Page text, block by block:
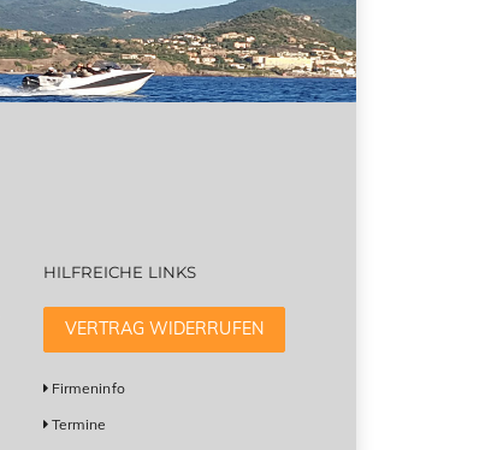
HILFREICHE LINKS
VERTRAG WIDERRUFEN
Firmeninfo
Termine